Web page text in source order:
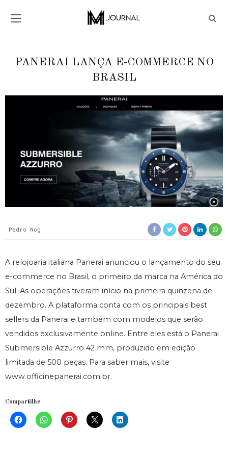
PANERAI LANÇA E-COMMERCE NO
BRASIL
Pedro Nog
A relojoaria italiana Panerai anunciou o lançamento do seu
e-commerce no Brasil, o primeiro da marca na América do
Sul. As operações tiveram início na primeira quinzena de
dezembro. A plataforma conta com os principais best
sellers da Panerai e também com modelos que serão
vendidos exclusivamente online. Entre eles está o Panerai
Submersible Azzurro 42 mm, produzido em edição
limitada de 500 peças. Para saber mais, visite
www.officinepanerai.com.br.
Compartilhe